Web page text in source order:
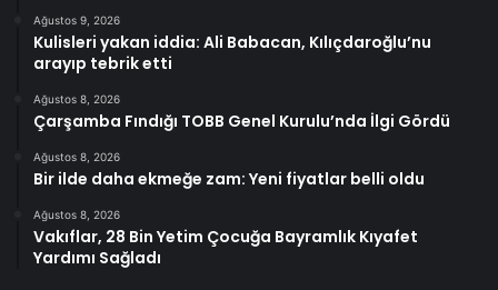
Ağustos 9, 2026
Kulisleri yakan iddia: Ali Babacan, Kılıçdaroğlu’nu
arayıp tebrik etti
Ağustos 8, 2026
Çarşamba Fındığı TOBB Genel Kurulu’nda İlgi Gördü
Ağustos 8, 2026
Bir ilde daha ekmeğe zam: Yeni fiyatlar belli oldu
Ağustos 8, 2026
Vakıflar, 28 Bin Yetim Çocuğa Bayramlık Kıyafet
Yardımı Sağladı